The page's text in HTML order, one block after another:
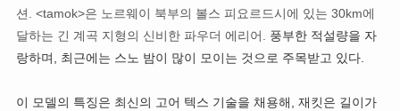
션. <tamok>은 노르웨이 북부의 볼스 피요르드시에 있는 30km에
달하는 긴 계곡 지형의 신비한 파우더 에리어. 풍부한 적설량을 자
랑하며, 최근에는 스노 밤이 많이 모이는 것으로 주목받고 있다.
이 모델의 특징은 최신의 고어 텍스 기술을 채용해, 재킷은 길이가